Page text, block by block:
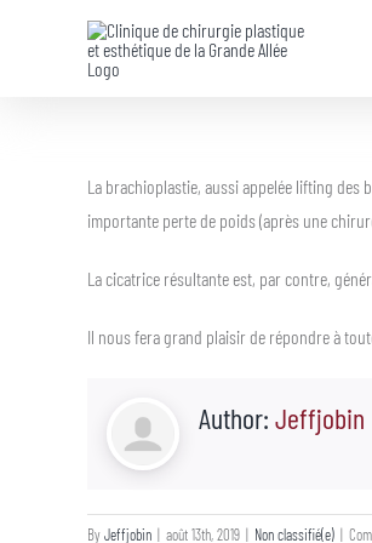
La brachioplastie, aussi appelée lifting des
importante perte de poids (après une
La cicatrice résultante est, par contre,
Il nous fera grand plaisir de répondre à
Author: Jeffjobin
ByJeffjobin | août 13th, 2019 | Non classifié(e) |